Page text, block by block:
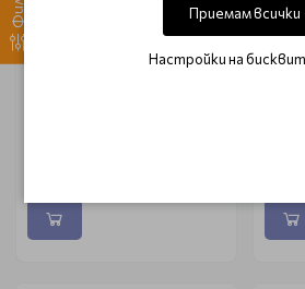
Приемам всички
Настройки на